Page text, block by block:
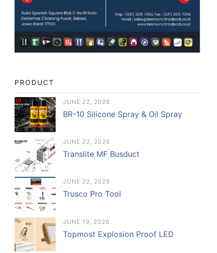
PRODUCT
JUNE 22, 2026
BR-10 Silicone Spray & Oil Spray
JUNE 22, 2026
Translite MF Busduct
JUNE 22, 2026
Trusco Pro Tool
JUNE 19, 2026
Topmost Explosion Proof LED